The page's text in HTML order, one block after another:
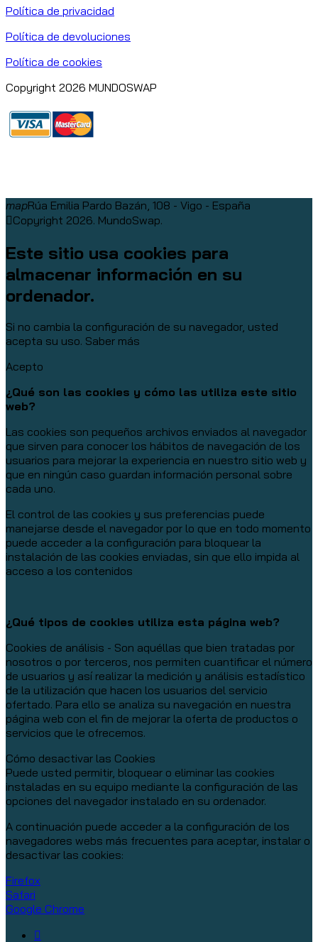
Política de privacidad
Política de devoluciones
Política de cookies
Copyright 2026 MUNDOSWAP
mapRúa Emilia Pardo Bazán, 108 - Vigo - España
Copyright 2026. MundoSwap.
Este sitio usa cookies para
almacenar información en su
ordenador.
Si no cambia la configuración de su navegador, usted
acepta su uso. Saber más
Acepto
¿Qué son las cookies y cómo las utiliza este sitio
web?
Las cookies son pequeños archivos enviados al navegador
que sirven para conocer los hábitos de navegación de los
usuarios para mejorar la experiencia en nuestro sitio web y
que en ningún caso guardan información personal sobre
cada uno.
El control de las cookies y sus preferencias puede
manejarse desde el navegador por lo que en todo momento
puede acceder a la configuración para bloquear la
instalación de las cookies enviadas, sin que ello impida al
acceso a los contenidos
¿Qué tipos de cookies utiliza esta página web?
Cookies de análisis - Son aquéllas que bien tratadas por
nosotros o por terceros, nos permiten cuantificar el número
de usuarios y así realizar la medición y análisis estadístico
de la utilización que hacen los usuarios del servicio
ofertado. Para ello se analiza su navegación en nuestra
página web con el fin de mejorar la oferta de productos o
servicios que le ofrecemos.
Cómo desactivar las Cookies
Puede usted permitir, bloquear o eliminar las cookies
instaladas en su equipo mediante la configuración de las
opciones del navegador instalado en su ordenador.
A continuación puede acceder a la configuración de los
navegadores webs más frecuentes para aceptar, instalar o
desactivar las cookies:
Firefox
Safari
Google Chrome